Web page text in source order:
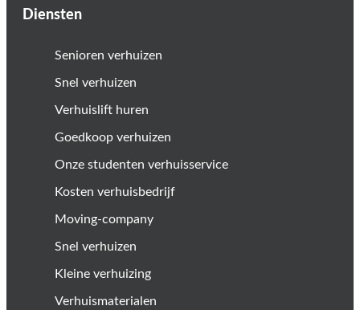
Diensten
Senioren verhuizen
Snel verhuizen
Verhuislift huren
Goedkoop verhuizen
Onze studenten verhuisservice
Kosten verhuisbedrijf
Moving-company
Snel verhuizen
Kleine verhuizing
Verhuismaterialen